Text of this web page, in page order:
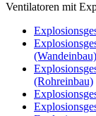
Ventilatoren mit
(Wandeinbau)
(Rohreinbau)